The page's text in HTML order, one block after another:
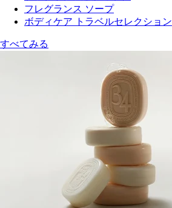
フレグランス ソープ
ボディケア トラベルセレクション
すべてみる